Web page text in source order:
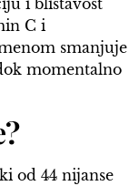
C i
smanjuje
momentalno
od 44 nijanse